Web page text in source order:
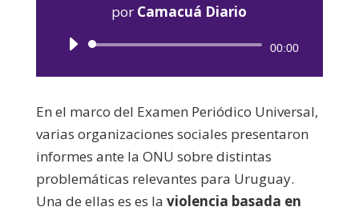
por Camacuá Diario
Reproductor
00:00
En el marco del Examen Periódico Universal,
varias organizaciones sociales presentaron
informes ante la ONU sobre distintas
problemáticas relevantes para Uruguay.
Una de ellas es es la violencia basada en